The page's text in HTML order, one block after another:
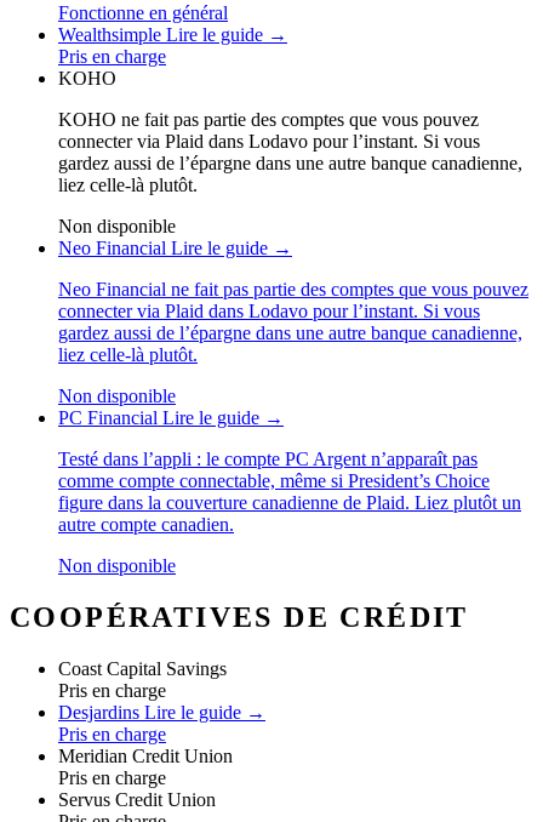
Fonctionne en général
Wealthsimple Lire le guide →
Pris en charge
KOHO
KOHO ne fait pas partie des comptes que vous pouvez
connecter via Plaid dans Lodavo pour l’instant. Si vous
gardez aussi de l’épargne dans une autre banque canadienne,
liez celle-là plutôt.
Non disponible
Neo Financial Lire le guide →
Neo Financial ne fait pas partie des comptes que vous pouvez
connecter via Plaid dans Lodavo pour l’instant. Si vous
gardez aussi de l’épargne dans une autre banque canadienne,
liez celle-là plutôt.
Non disponible
PC Financial Lire le guide →
Testé dans l’appli : le compte PC Argent n’apparaît pas
comme compte connectable, même si President’s Choice
figure dans la couverture canadienne de Plaid. Liez plutôt un
autre compte canadien.
Non disponible
COOPÉRATIVES DE CRÉDIT
Coast Capital Savings
Pris en charge
Desjardins Lire le guide →
Pris en charge
Meridian Credit Union
Pris en charge
Servus Credit Union